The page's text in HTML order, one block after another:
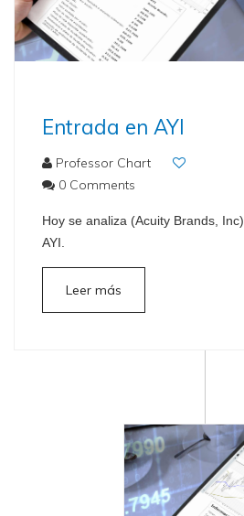
Entrada en AYI
Professor Chart
0 Comments
Hoy se analiza (Acuity Brands, Inc)
AYI.
Leer más